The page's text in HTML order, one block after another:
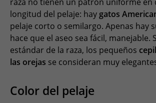
longitud del pelaje: hay gatos
pelaje corto o semilargo. Apenas hay
hace que el aseo sea fácil, manejable.
estándar de la raza, los pequeños
las orejas se consideran muy
Color del pelaje